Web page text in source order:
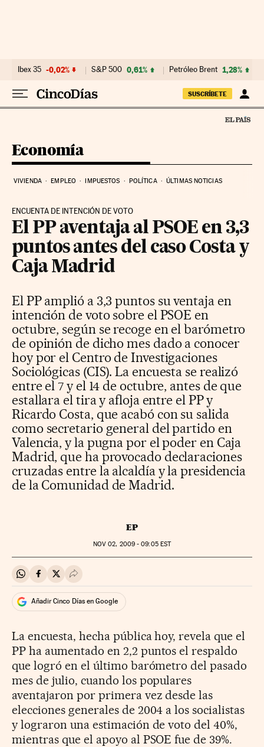
Ibex 35 -0,02% S&P 500 0,61% Petróleo Brent 1,28%
SUSCRÍBETE
Economía
VIVIENDA EMPLEO IMPUESTOS POLÍTICA ÚLTIMAS NOTICIAS
ENCUENTA DE INTENCIÓN DE VOTO
El PP aventaja al PSOE en 3,3
puntos antes del caso Costa y
Caja Madrid
El PP amplió a 3,3 puntos su ventaja en
intención de voto sobre el PSOE en
octubre, según se recoge en el barómetro
de opinión de dicho mes dado a conocer
hoy por el Centro de Investigaciones
Sociológicas (CIS). La encuesta se realizó
entre el 7 y el 14 de octubre, antes de que
estallara el tira y afloja entre el PP y
Ricardo Costa, que acabó con su salida
como secretario general del partido en
Valencia, y la pugna por el poder en Caja
Madrid, que ha provocado declaraciones
cruzadas entre la alcaldía y la presidencia
de la Comunidad de Madrid.
EP
NOV 02, 2009 - 09:05EST
Compartir en Whatsapp
Compartir en Facebook
Compartir en Twitter
Desplegar Redes Sociales
Añadir Cinco Días en Google
La encuesta, hecha pública hoy, revela que el
PP ha aumentado en 2,2 puntos el respaldo
que logró en el último barómetro del pasado
mes de julio, cuando los populares
aventajaron por primera vez desde las
elecciones generales de 2004 a los socialistas
y lograron una estimación de voto del 40%,
mientras que el apoyo al PSOE fue de 39%.